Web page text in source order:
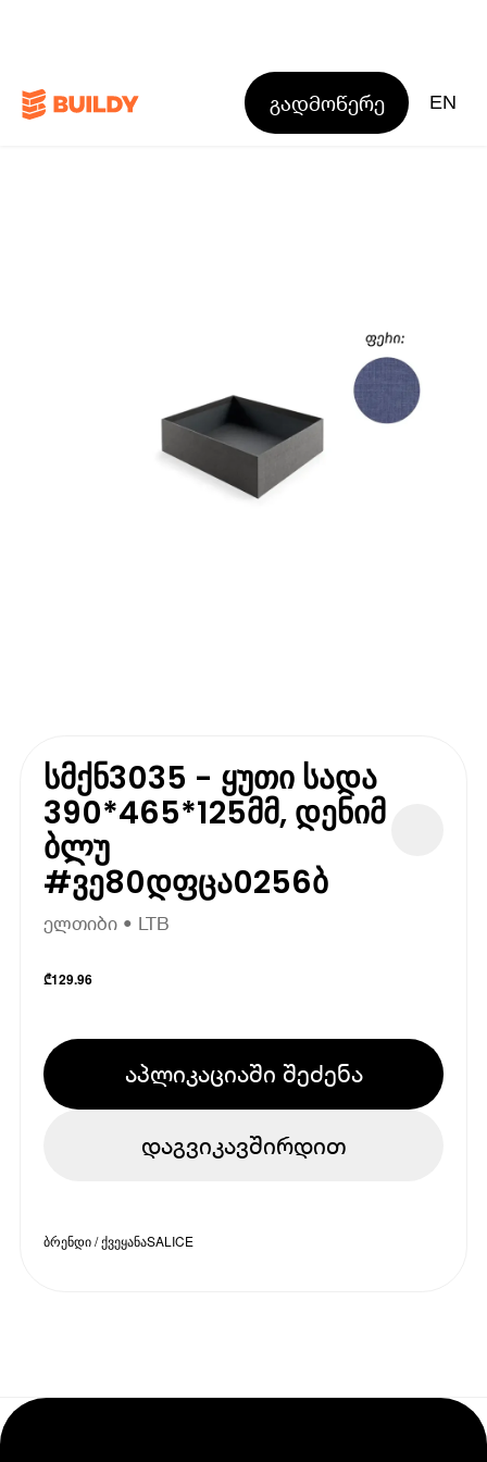
გადმოწერე EN
სმქნ3035 - ყუთი სადა
390*465*125მმ, დენიმ
ბლუ
#ვე80დფცა0256ბ
ელთიბი • LTB
₾129.96
აპლიკაციაში შეძენა
დაგვიკავშირდით
ბრენდი / ქვეყანაSALICE